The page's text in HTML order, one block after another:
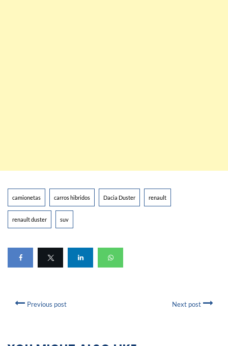
camionetas carros hibridos Dacia Duster renault
renault duster suv
Previous post Next post